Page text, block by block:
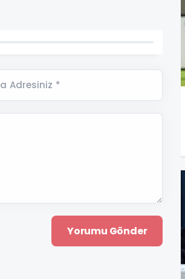
Adresiniz *